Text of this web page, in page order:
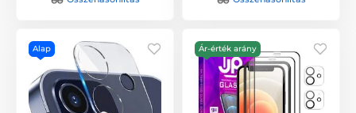
Alap Ár-érték arány